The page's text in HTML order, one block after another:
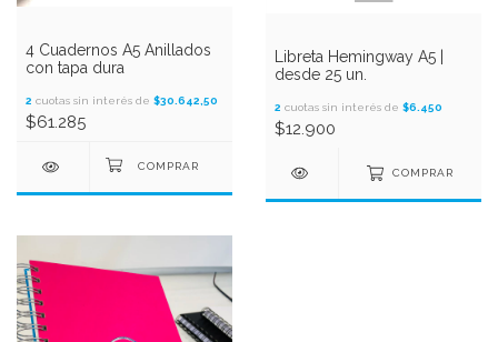
4 Cuadernos A5 Anillados
con tapa dura
2 cuotas sin interés de $30.642,50
$61.285
Libreta Hemingway A5 |
desde 25 un.
2 cuotas sin interés de $6.450
$12.900
COMPRAR